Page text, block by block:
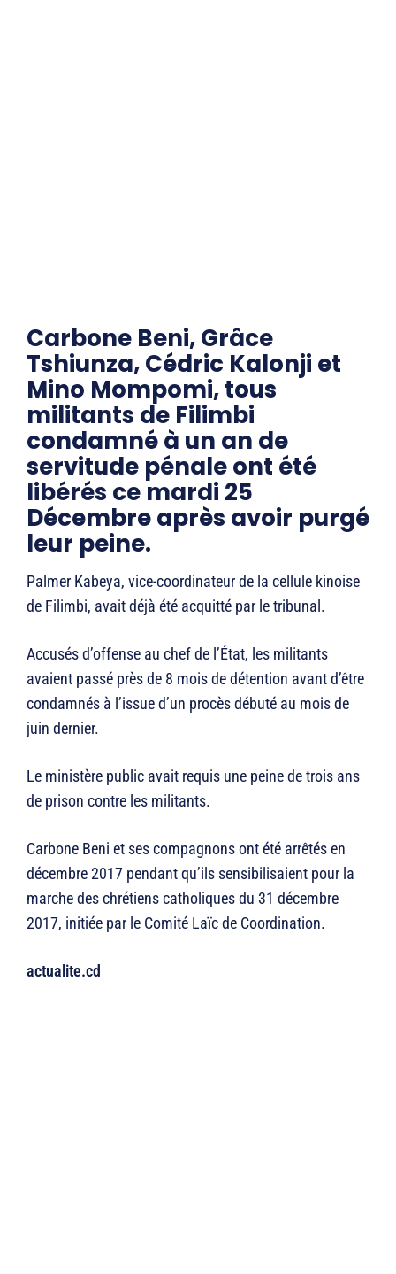
Carbone Beni, Grâce
Tshiunza, Cédric Kalonji et
Mino Mompomi, tous
militants de Filimbi
condamné à un an de
servitude pénale ont été
libérés ce mardi 25
Décembre après avoir purgé
leur peine.
Palmer Kabeya, vice-coordinateur de la cellule kinoise
de Filimbi, avait déjà été acquitté par le tribunal.
Accusés d’offense au chef de l’État, les militants
avaient passé près de 8 mois de détention avant d’être
condamnés à l’issue d’un procès débuté au mois de
juin dernier.
Le ministère public avait requis une peine de trois ans
de prison contre les militants.
Carbone Beni et ses compagnons ont été arrêtés en
décembre 2017 pendant qu’ils sensibilisaient pour la
marche des chrétiens catholiques du 31 décembre
2017, initiée par le Comité Laïc de Coordination.
actualite.cd